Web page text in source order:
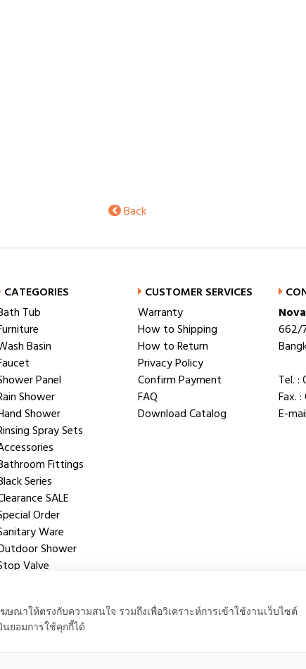
Back
CATEGORIES
Tub
Basin
Panel
Shower
Shower
Spray Sets
Fittings
Series
SALE
Order
Ware
Shower
Valve
CUSTOMER SERVICES
Warranty
How to Shipping
How to Return
Privacy Policy
Confirm Payment
FAQ
Download Catalog
662/
Tel. :
Fax.
E-
ณาให้ตรงกับความสนใจ รวมถึงเพื่อวิเคราะห์การเข้าใช้งานเว็บไซต์
ยอมการใช้คุกกี้ได้